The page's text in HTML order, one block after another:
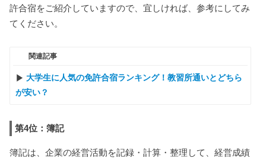
許合宿をご紹介していますので、宜しければ、参考にしてみ
てください。
関連記事
大学生に人気の免許合宿ランキング！教習所通いとどちら
が安い？
第4位：簿記
簿記は、企業の経営活動を記録・計算・整理して、経営成績